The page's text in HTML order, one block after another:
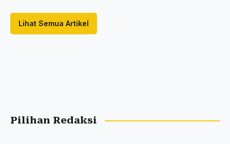
Lihat Semua Artikel
Pilihan Redaksi